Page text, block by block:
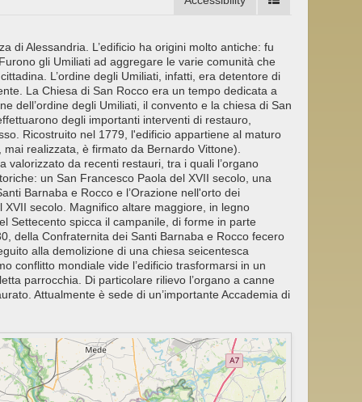
di Alessandria. L’edificio ha origini molto antiche: fu
gli Umiliati ad aggregare le varie comunità che
L’ordine degli Umiliati, infatti, era detentore di
La Chiesa di San Rocco era un tempo dedicata a
dell’ordine degli Umiliati, il convento e la chiesa di San
degli importanti interventi di restauro,
Ricostruito nel 1779, l'edificio appartiene al maturo
realizzata, è firmato da Bernardo Vittone).
da recenti restauri, tra i quali l’organo
un San Francesco Paola del XVII secolo, una
Barnaba e Rocco e l’Orazione nell'orto dei
secolo. Magnifico altare maggiore, in legno
Settecento spicca il campanile, di forme in parte
della Confraternita dei Santi Barnaba e Rocco fecero
alla demolizione di una chiesa seicentesca
conflitto mondiale vide l’edificio trasformarsi in un
parrocchia. Di particolare rilievo l’organo a canne
Attualmente è sede di un’importante Accademia di